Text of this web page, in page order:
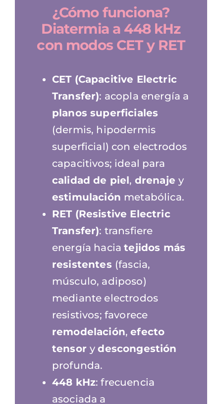
¿Cómo funciona?
Diatermia a 448 kHz
con modos CET y RET
CET (Capacitive Electric
Transfer): acopla energía a
planos superficiales
(dermis, hipodermis
superficial) con electrodos
capacitivos; ideal para
calidad de piel, drenaje y
estimulación metabólica.
RET (Resistive Electric
Transfer): transfiere
energía haciatejidos más
resistentes (fascia,
músculo, adiposo)
mediante electrodos
resistivos; favorece
remodelación,efecto
tensorydescongestión
profunda.
448 kHz: frecuencia
asociada a